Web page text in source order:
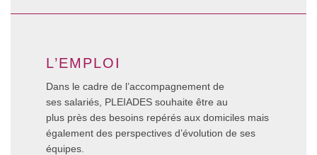
L’EMPLOI
Dans le cadre de l’accompagnement de
ses salariés, PLEIADES souhaite être au
plus près des besoins repérés aux domiciles mais
également des perspectives d’évolution de ses
équipes.